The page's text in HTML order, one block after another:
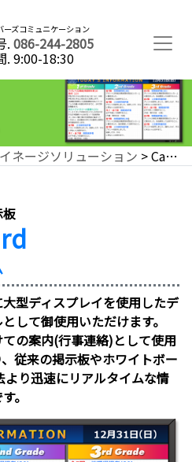
ーズコミュニケーション
.086-244-2805
. 9:00-18:30
ネージソリューション > Campus Board キャンパスボードシステム
型ディスプレイを使用したデ
して御使用いただけます。
の案内(行事連絡)として使用
従来の掲示板やホワイトボー
より迅速にリアルタイムな情
。